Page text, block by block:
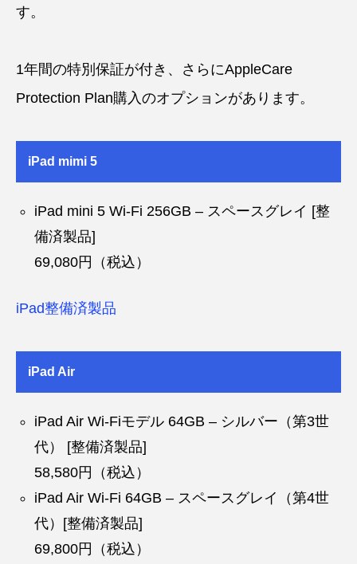
す。
1年間の特別保証が付き、さらにAppleCare
Protection Plan購入のオプションがあります。
iPad mimi 5
iPad mini 5 Wi-Fi 256GB – スペースグレイ [整
備済製品]
69,080円（税込）
iPad整備済製品
iPad Air
iPad Air Wi-Fiモデル 64GB – シルバー（第3世
代） [整備済製品]
58,580円（税込）
iPad Air Wi-Fi 64GB – スペースグレイ（第4世
代）[整備済製品]
69,800円（税込）